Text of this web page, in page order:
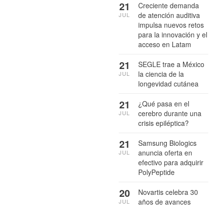
Creciente demanda
de atención auditiva
impulsa nuevos retos
para la innovación y el
acceso en Latam
21
JUL
SEGLE trae a México
la ciencia de la
longevidad cutánea
21
JUL
¿Qué pasa en el
cerebro durante una
crisis epiléptica?
21
JUL
Samsung Biologics
anuncia oferta en
efectivo para adquirir
PolyPeptide
21
JUL
Novartis celebra 30
años de avances
20
JUL